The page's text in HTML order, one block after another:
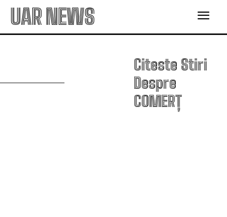
UAR NEWS
Citeste Stiri
Despre
COMERȚ
C